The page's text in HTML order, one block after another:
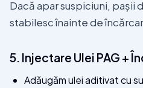
Dacă apar suspiciuni, pașii
stabilesc înainte de
5. Injectare Ulei PAG +
Adăugăm ulei aditivat cu